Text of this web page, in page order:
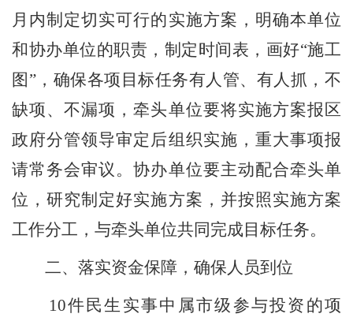
月内制定切实可行的实施方案，明确本单位
和协办单位的职责，制定时间表，画好“施工
图 ”，确保各项目标任务有人管、有人抓，不
缺项、不漏项，牵头单位要将实施方案报 区
政府分管领导审定后组织实施 ，重大事项报
请常务会审议 。协办单位要主动配合牵头单
位，研究制定好实施方案，并按照实施方案
工作分工，与牵头单位共同完成目标任务。
二、 落实资金保障，确保人员到位
10件 民生 实事中属市级参与投资的项